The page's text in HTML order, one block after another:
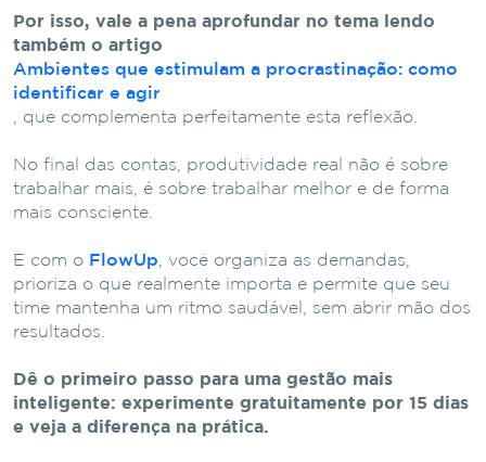
Por isso, vale a pena aprofundar no tema lendo
também o artigo
Ambientes que estimulam a procrastinação: como
identificar e agir
, que complementa perfeitamente esta reflexão.
No final das contas, produtividade real não é sobre
trabalhar mais, é sobre trabalhar melhor e de forma
mais consciente.
E com o FlowUp , você organiza as demandas,
prioriza o que realmente importa e permite que seu
time mantenha um ritmo saudável, sem abrir mão dos
resultados.
Dê o primeiro passo para uma gestão mais
inteligente: experimente gratuitamente por 15 dias
e veja a diferença na prática.